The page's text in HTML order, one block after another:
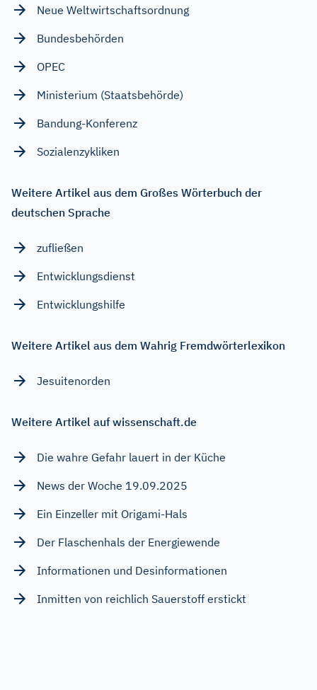
Neue Weltwirtschaftsordnung
Bundesbehörden
OPEC
Ministerium (Staatsbehörde)
Bandung-Konferenz
Sozialenzykliken
Weitere Artikel aus dem Großes Wörterbuch der
deutschen Sprache
zufließen
Entwicklungsdienst
Entwicklungshilfe
Weitere Artikel aus dem Wahrig Fremdwörterlexikon
Jesuitenorden
Weitere Artikel auf wissenschaft.de
Die wahre Gefahr lauert in der Küche
News der Woche 19.09.2025
Ein Einzeller mit Origami-Hals
Der Flaschenhals der Energiewende
Informationen und Desinformationen
Inmitten von reichlich Sauerstoff erstickt